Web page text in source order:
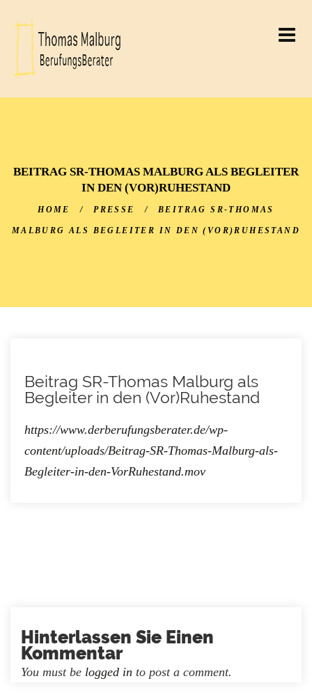
THOMAS MALBURG
BEITRAG SR-THOMAS MALBURG ALS BEGLEITER
IN DEN (VOR)RUHESTAND
HOME / PRESSE / BEITRAG SR-THOMAS
MALBURG ALS BEGLEITER IN DEN (VOR)RUHESTAND
Beitrag SR-Thomas Malburg als
Begleiter in den (Vor)Ruhestand
https://www.derberufungsberater.de/wp-
content/uploads/Beitrag-SR-Thomas-Malburg-als-
Begleiter-in-den-VorRuhestand.mov
Hinterlassen Sie Einen
Kommentar
You must be logged in to post a comment.